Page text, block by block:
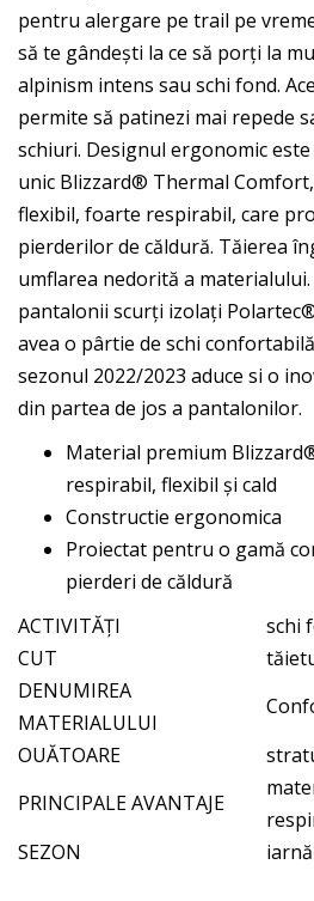
pentru alergare pe trail pe
să te gândești la ce să porți la
alpinism intens sau schi fond.
permite să patinezi mai repede
schiuri. Designul ergonomic
unic Blizzard® Thermal
flexibil, foarte respirabil, care
pierderilor de căldură. Tăierea
umflarea nedorită a
pantalonii scurți izolați
avea o pârtie de schi
sezonul 2022/2023 aduce si o
din partea de jos a pantalonilor.
Material premium
respirabil, flexibil și cald
Constructie ergonomica
Proiectat pentru o gamă
pierderi de căldură
ACTIVITĂȚI
schi
CUT
DENUMIREA
MATERIALULUI
OUĂTOARE
PRINCIPALE AVANTAJE
SEZON
iarnă